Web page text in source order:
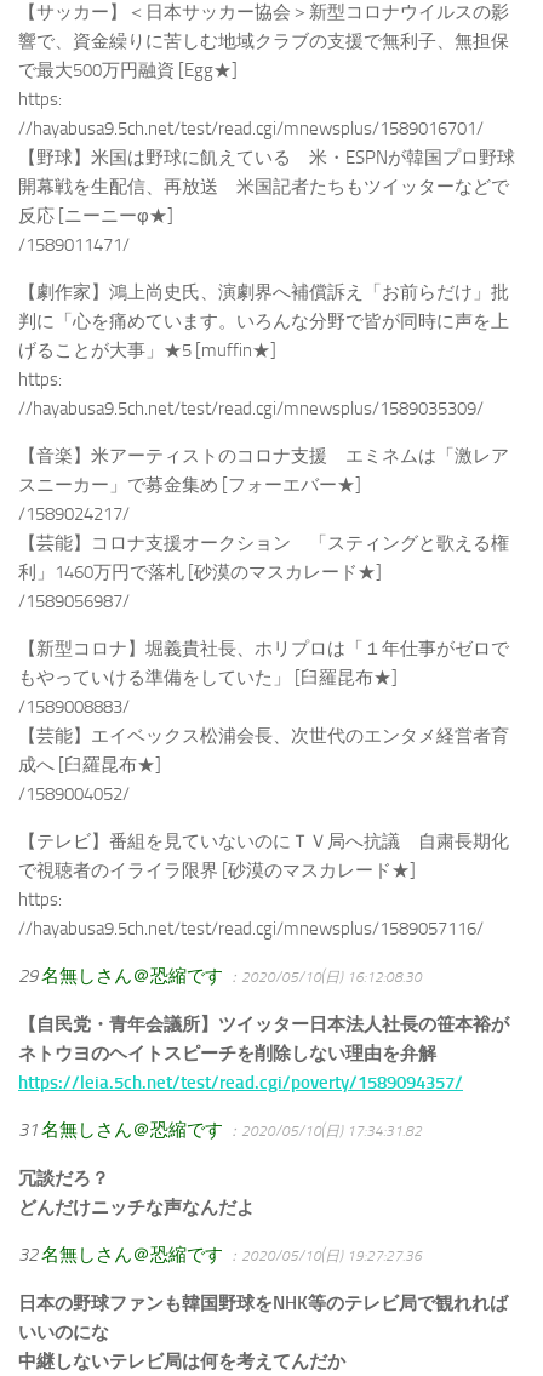
【サッカー】＜日本サッカー協会＞新型コロナウイルスの影
響で、資金繰りに苦しむ地域クラブの支援で無利子、無担保
で最大500万円融資 [Egg★]
https:
//hayabusa9.5ch.net/test/read.cgi/mnewsplus/1589016701/
【野球】米国は野球に飢えている 米・ESPNが韓国プロ野球
開幕戦を生配信、再放送 米国記者たちもツイッターなどで
反応 [ニーニーφ★]
/1589011471/
【劇作家】鴻上尚史氏、演劇界へ補償訴え「お前らだけ」批
判に「心を痛めています。いろんな分野で皆が同時に声を上
げることが大事」★5 [muffin★]
https:
//hayabusa9.5ch.net/test/read.cgi/mnewsplus/1589035309/
【音楽】米アーティストのコロナ支援 エミネムは「激レア
スニーカー」で募金集め [フォーエバー★]
/1589024217/
【芸能】コロナ支援オークション 「スティングと歌える権
利」1460万円で落札 [砂漠のマスカレード★]
/1589056987/
【新型コロナ】堀義貴社長、ホリプロは「１年仕事がゼロで
もやっていける準備をしていた」 [臼羅昆布★]
/1589008883/
【芸能】エイベックス松浦会長、次世代のエンタメ経営者育
成へ [臼羅昆布★]
/1589004052/
【テレビ】番組を見ていないのにＴＶ局へ抗議 自粛長期化
で視聴者のイライラ限界 [砂漠のマスカレード★]
https:
//hayabusa9.5ch.net/test/read.cgi/mnewsplus/1589057116/
29名無しさん＠恐縮です ：2020/05/10(日) 16:12:08.30
【自民党・青年会議所】ツイッター日本法人社長の笹本裕が
ネトウヨのヘイトスピーチを削除しない理由を弁解
https://leia.5ch.net/test/read.cgi/poverty/1589094357/
31名無しさん＠恐縮です ：2020/05/10(日) 17:34:31.82
冗談だろ？
どんだけニッチな声なんだよ
32名無しさん＠恐縮です ：2020/05/10(日) 19:27:27.36
日本の野球ファンも韓国野球をNHK等のテレビ局で観れれば
いいのにな
中継しないテレビ局は何を考えてんだか